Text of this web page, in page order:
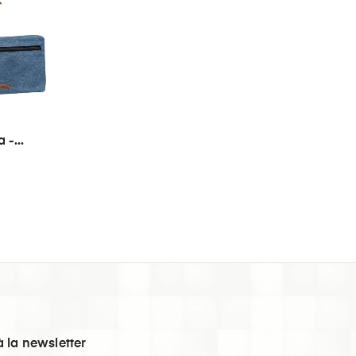
-...
la newsletter